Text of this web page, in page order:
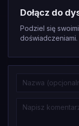
Dołącz do
Podziel się
doświadczeniami.